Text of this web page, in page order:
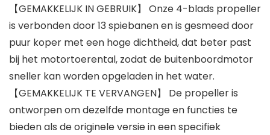
【GEMAKKELIJK IN GEBRUIK】 Onze 4-blads propeller
is verbonden door 13 spiebanen en is gesmeed door
puur koper met een hoge dichtheid, dat beter past
bij het motortoerental, zodat de buitenboordmotor
sneller kan worden opgeladen in het water.
【GEMAKKELIJK TE VERVANGEN】 De propeller is
ontworpen om dezelfde montage en functies te
bieden als de originele versie in een specifiek